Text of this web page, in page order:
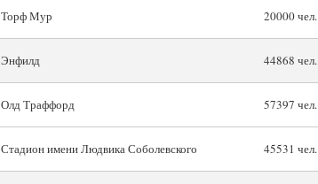
Торф Мур 20000 чел.
Энфилд 44868 чел.
Олд Траффорд 57397 чел.
Стадион имени Людвика Соболевского 45531 чел.